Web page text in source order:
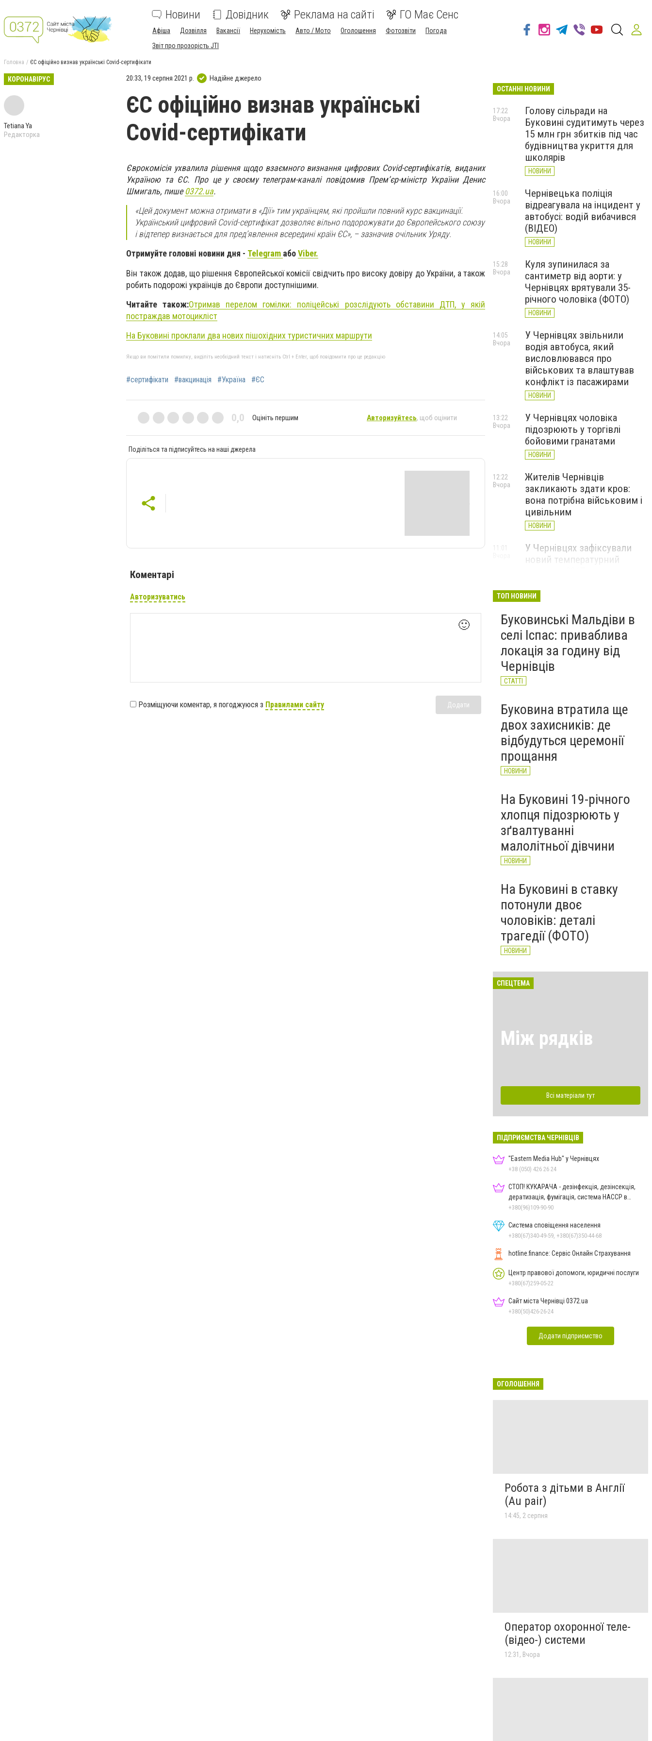
Новини Довідник Реклама на сайті ГО Має Сенс
Афіша Дозвілля Вакансії Нерухомість Авто / Мото Оголошення Фотозвіти
Погода
Звіт про прозорість JTI
Головна ЄС офіційно визнав українські Covid-сертифікати
КОРОНАВІРУС
Tetiana Ya
Редакторка
20:33, 19 серпня 2021 р. Надійне джерело
ЄС офіційно визнав українські
Covid-сертифікати
Єврокомісія ухвалила рішення щодо взаємного визнання цифрових Covid-сертифікатів, виданих
Україною та ЄС. Про це у своєму телеграм-каналі повідомив Прем’єр-міністр України Денис
Шмигаль, пише0372.ua.
«Цей документ можна отримати в «Дії» тим українцям, які пройшли повний курс вакцинації.
Український цифровий Covid-сертифікат дозволяє вільно подорожувати до Європейського союзу
і відтепер визнається для пред’явлення всередині країн ЄС», – зазначив очільник Уряду.
Отримуйте головні новини дня - Telegram абоViber.
Він також додав, що рішення Європейської комісії свідчить про високу довіру до України, а також
робить подорожі українців до Європи доступнішими.
Читайте також:Отримав перелом гомілки: поліцейські розслідують обставини ДТП, у якій
постраждав мотоцикліст
На Буковині проклали два нових пішохідних туристичних маршрути
Якщо ви помітили помилку, виділіть необхідний текст і натисніть Ctrl + Enter, щоб повідомити про це редакцію
#сертифікати #вакцинація #Україна #ЄС
0,0 Оцініть першим Авторизуйтесь, щоб оцінити
Поділіться та підписуйтесь на наші джерела
Коментарі
Авторизуватись
🙂
Розміщуючи коментар, я погоджуюся з Правилами сайту Додати
ОСТАННІ НОВИНИ
Голову сільради на
Буковині судитимуть через
15 млн грн збитків під час
будівництва укриття для
школярів
НОВИНИ
17:22
Вчора
Чернівецька поліція
відреагувала на інцидент у
автобусі: водій вибачився
(ВІДЕО)
НОВИНИ
16:00
Вчора
Куля зупинилася за
сантиметр від аорти: у
Чернівцях врятували 35-
річного чоловіка (ФОТО)
НОВИНИ
15:28
Вчора
У Чернівцях звільнили
водія автобуса, який
висловлювався про
військових та влаштував
конфлікт із пасажирами
НОВИНИ
14:05
Вчора
У Чернівцях чоловіка
підозрюють у торгівлі
бойовими гранатами
НОВИНИ
13:22
Вчора
Жителів Чернівців
закликають здати кров:
вона потрібна військовим і
цивільним
НОВИНИ
12:22
Вчора
У Чернівцях зафіксували
новий температурний
11:01
області обмежили рух
великовагового транспорту
НОВИНИ
Вчора
ТОП НОВИНИ
Буковинські Мальдіви в
селі Іспас: приваблива
локація за годину від
Чернівців
СТАТТІ
Буковина втратила ще
двох захисників: де
відбудуться церемонії
прощання
НОВИНИ
На Буковині 19-річного
хлопця підозрюють у
зґвалтуванні
малолітньої дівчини
НОВИНИ
На Буковині в ставку
потонули двоє
чоловіків: деталі
трагедії (ФОТО)
НОВИНИ
СПЕЦТЕМА
Між рядків
Всі матеріали тут
ПІДПРИЄМСТВА ЧЕРНІВЦІВ
"Eastern Media Hub" у Чернівцях
+38 (050) 426 26 24
СТОП! КУКАРАЧА - дезінфекція, дезінсекція,
дератизація, фумігація, система HACCP в
Чернівцях
+380(96)109-90-90
Система сповіщення населення
+380(67)340-49-59, +380(67)350-44-68
hotline.finance: Сервіс Онлайн Страхування
Центр правової допомоги, юридичні послуги
+380(67)259-05-22
Сайт міста Чернівці 0372.ua
+380(50)426-26-24
Додати підприємство
ОГОЛОШЕННЯ
Робота з дітьми в Англії
(Au pair)
14:45, 2 серпня
Оператор охоронної теле-
(відео-) системи
12:31, Вчора